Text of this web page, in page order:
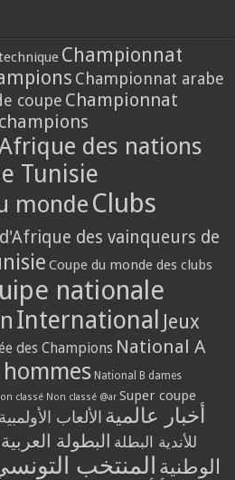
Championnat
Championnat arabe
coupe Championnat
des nations
Tunisie
monde Clubs
des vainqueurs de
Coupe du monde des clubs
nationale
International Jeux
des Champions National A
National B dames
classé Non classé @ar Super coupe
أخبار عالمية الألعاب الأولمبية
للأندية البطلة البطولة
الوطنية المنتخب